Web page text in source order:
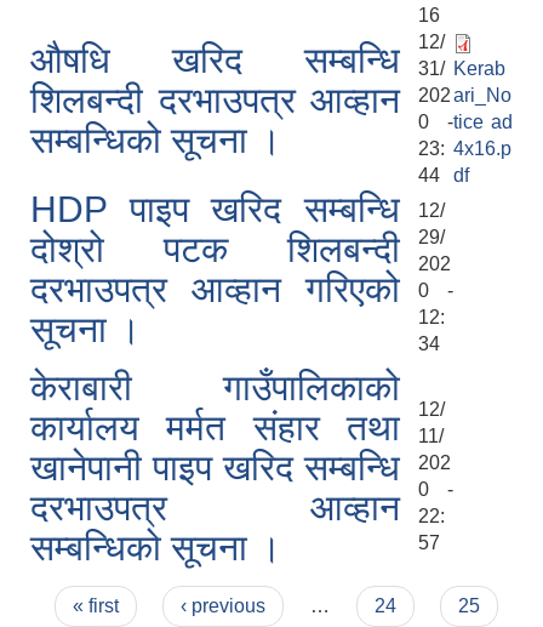
16
औषधि खरिद सम्बन्धि
शिलबन्दी दरभाउपत्र आव्हान
सम्बन्धिको सूचना ।
12/
31/
202
0 -
23:
44
Kerab
ari_No
tice ad
4x16.p
df
HDP पाइप खरिद सम्बन्धि
दोश्रो पटक शिलबन्दी
दरभाउपत्र आव्हान गरिएको
सूचना ।
12/
29/
202
0 -
12:
34
केराबारी गाउँपालिकाको
कार्यालय मर्मत संहार तथा
खानेपानी पाइप खरिद सम्बन्धि
दरभाउपत्र आव्हान
सम्बन्धिको सूचना ।
12/
11/
202
0 -
22:
57
Pages
« first ‹ previous … 24
25